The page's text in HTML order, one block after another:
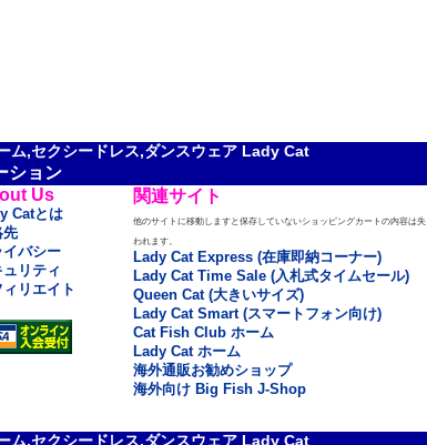
ム,セクシードレス,ダンスウェア Lady Cat
ション
Us
Catとは
先
イバシー
リティ
ィリエイト
関連サイト
他のサイトに移動しますと保存していないショッピングカートの内容は失
われます。
Lady Cat Express (在庫即納コーナー)
Lady Cat Time Sale (入札式タイムセール)
Queen Cat (大きいサイズ)
Lady Cat Smart (スマートフォン向け)
Cat Fish Club ホーム
Lady Cat ホーム
海外通販お勧めショップ
海外向け Big Fish J-Shop
ム,セクシードレス,ダンスウェア Lady Cat